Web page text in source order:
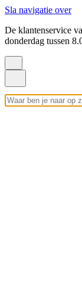
Sla navigatie over
De klantenservice
donderdag tussen